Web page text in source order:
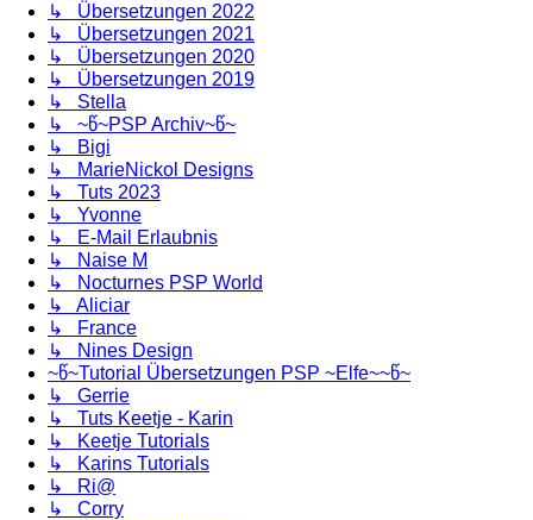
↳ Übersetzungen 2022
↳ Übersetzungen 2021
↳ Übersetzungen 2020
↳ Übersetzungen 2019
↳ Stella
↳ ~წ~PSP Archiv~წ~
↳ Bigi
↳ MarieNickol Designs
↳ Tuts 2023
↳ Yvonne
↳ E-Mail Erlaubnis
↳ Naise M
↳ Nocturnes PSP World
↳ Aliciar
↳ France
↳ Nines Design
~წ~Tutorial Übersetzungen PSP ~Elfe~~წ~
↳ Gerrie
↳ Tuts Keetje - Karin
↳ Keetje Tutorials
↳ Karins Tutorials
↳ Ri@
↳ Corry